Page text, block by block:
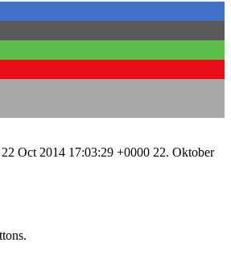
Oct 2014 17:03:29 +0000 22. Oktober